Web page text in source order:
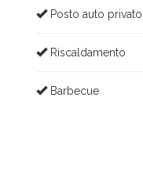
Posto auto privato
Riscaldamento
Barbecue